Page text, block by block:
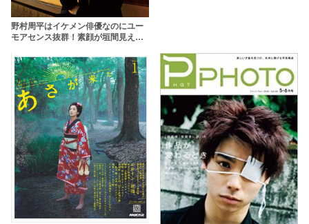
野村周平はイケメン俳優なのにユー
モアセンス抜群！素顔が垣間見える
太一役】